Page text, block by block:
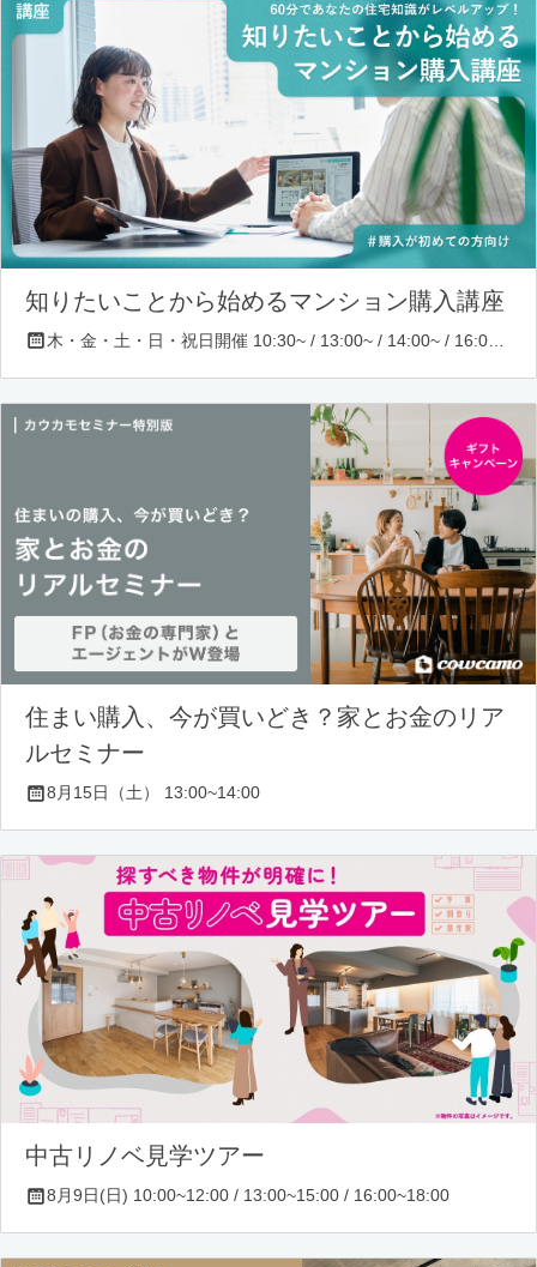
知りたいことから始めるマンション購入講座
住まい購入、今が買いどき？家とお金のリア
ルセミナー
8月15日（土） 13:00~14:00
中古リノベ見学ツアー
8月9日(日) 10:00~12:00 / 13:00~15:00 / 16:00~18:00